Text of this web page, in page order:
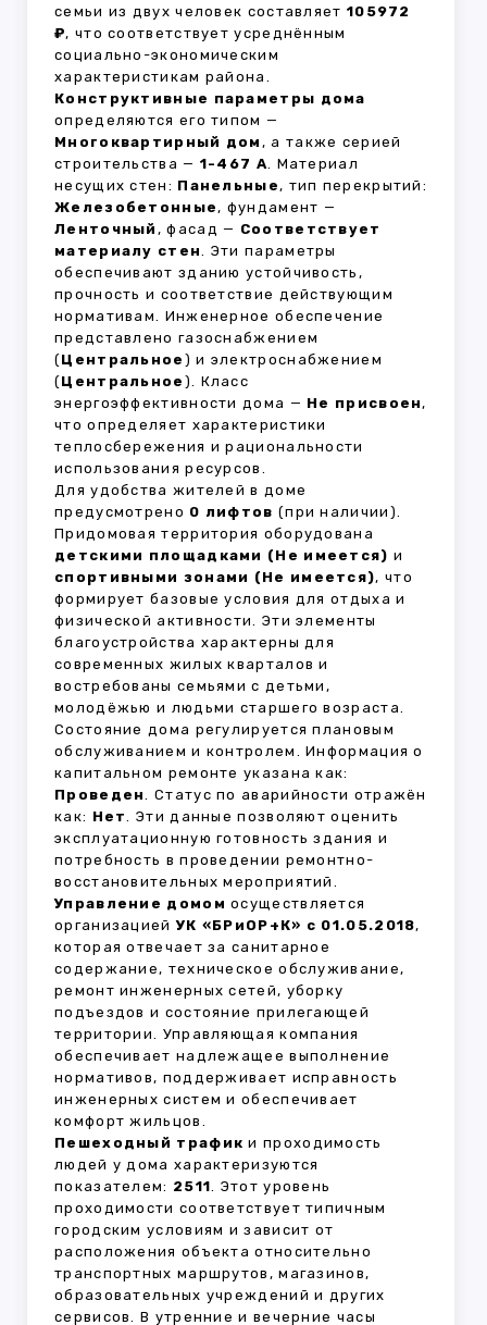
семьи из двух человек составляет 105972
₽, что соответствует усреднённым
социально-экономическим
характеристикам района.
Конструктивные параметры дома
определяются его типом —
Многоквартирный дом , а также серией
строительства — 1-467 А. Материал
несущих стен: Панельные, тип перекрытий:
Железобетонные, фундамент —
Ленточный , фасад — Соответствует
материалу стен. Эти параметры
обеспечивают зданию устойчивость,
прочность и соответствие действующим
нормативам. Инженерное обеспечение
представлено газоснабжением
(Центральное ) и электроснабжением
(Центральное ). Класс
энергоэффективности дома — Не присвоен,
что определяет характеристики
теплосбережения и рациональности
использования ресурсов.
Для удобства жителей в доме
предусмотрено 0 лифтов (при наличии).
Придомовая территория оборудована
детскими площадками (Не имеется) и
спортивными зонами (Не имеется), что
формирует базовые условия для отдыха и
физической активности. Эти элементы
благоустройства характерны для
современных жилых кварталов и
востребованы семьями с детьми,
молодёжью и людьми старшего возраста.
Состояние дома регулируется плановым
обслуживанием и контролем. Информация о
капитальном ремонте указана как:
Проведен. Статус по аварийности отражён
как: Нет. Эти данные позволяют оценить
эксплуатационную готовность здания и
потребность в проведении ремонтно-
восстановительных мероприятий.
Управление домом осуществляется
организациейУК «БРиОР+К» с 01.05.2018,
которая отвечает за санитарное
содержание, техническое обслуживание,
ремонт инженерных сетей, уборку
подъездов и состояние прилегающей
территории. Управляющая компания
обеспечивает надлежащее выполнение
нормативов, поддерживает исправность
инженерных систем и обеспечивает
комфорт жильцов.
Пешеходный трафик и проходимость
людей у дома характеризуются
показателем: 2511. Этот уровень
проходимости соответствует типичным
городским условиям и зависит от
расположения объекта относительно
транспортных маршрутов, магазинов,
образовательных учреждений и других
сервисов. В утренние и вечерние часы